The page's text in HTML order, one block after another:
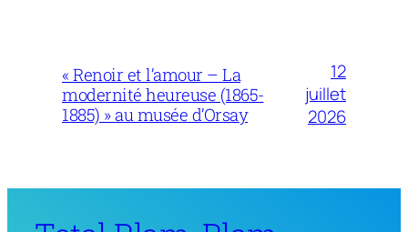
« Renoir et l’amour – La
modernité heureuse (1865-
1885) » au musée d’Orsay
12
juillet
2026